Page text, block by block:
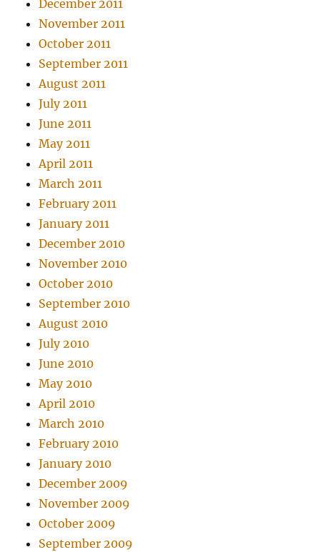
December 2011
November 2011
October 2011
September 2011
August 2011
July 2011
June 2011
May 2011
April 2011
March 2011
February 2011
January 2011
December 2010
November 2010
October 2010
September 2010
August 2010
July 2010
June 2010
May 2010
April 2010
March 2010
February 2010
January 2010
December 2009
November 2009
October 2009
September 2009